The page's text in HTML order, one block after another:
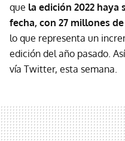
que la edición 2022 haya
fecha, con 27 millones
lo que representa un
edición del año pasado.
vía Twitter, esta semana.